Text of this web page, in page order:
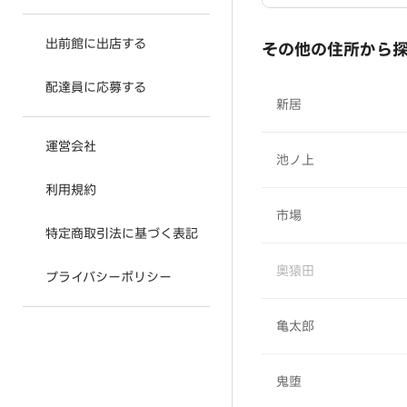
出前館に出店する
配達員に応募する
運営会社
利用規約
特定商取引法に基づく表記
プライバシーポリシー
その他の住所から
新居
池ノ上
市場
奥猿田
亀太郎
鬼堕